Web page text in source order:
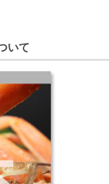
いて